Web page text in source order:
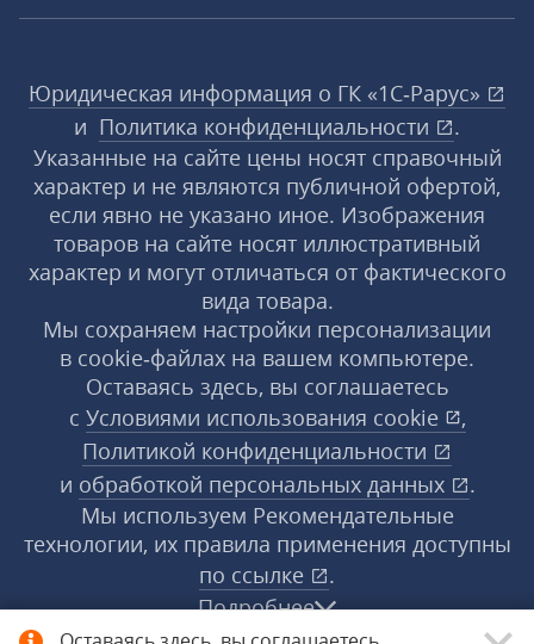
Юридическая информация о ГК «1С‑Рарус»
и Политика конфиденциальности
.
Указанные на сайте цены носят справочный
характер и не являются публичной офертой,
если явно не указано иное. Изображения
товаров на сайте носят иллюстративный
характер и могут отличаться от фактического
вида товара.
Мы сохраняем настройки персонализации
в cookie‑файлах на вашем компьютере.
Оставаясь здесь, вы соглашаетесь
с Условиями использования cookie
,
Политикой конфиденциальности
и обработкой персональных данных
.
Мы используем Рекомендательные
технологии, их правила применения доступны
по ссылке
.
Подробнее